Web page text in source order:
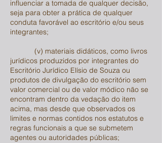
influenciar a tomada de qualquer decisão,
seja para obter a prática de qualquer
conduta favorável ao escritório e/ou seus
integrantes;
(v) materiais didáticos, como livros
jurídicos produzidos por integrantes do
Escritório Jurídico Elísio de Souza ou
produtos de divulgação do escritório sem
valor comercial ou de valor módico não se
encontram dentro da vedação do item
acima, mas desde que observados os
limites e normas contidos nos estatutos e
regras funcionais a que se submetem
agentes ou autoridades públicas;